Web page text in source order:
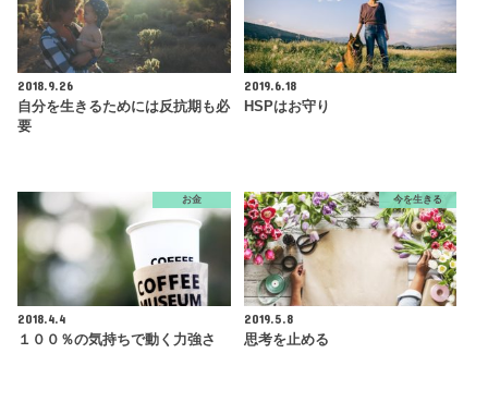
2018.9.26
自分を生きるためには反抗期も必
要
2019.6.18
HSPはお守り
お金
2018.4.4
１００％の気持ちで動く力強さ
今を生きる
2019.5.8
思考を止める